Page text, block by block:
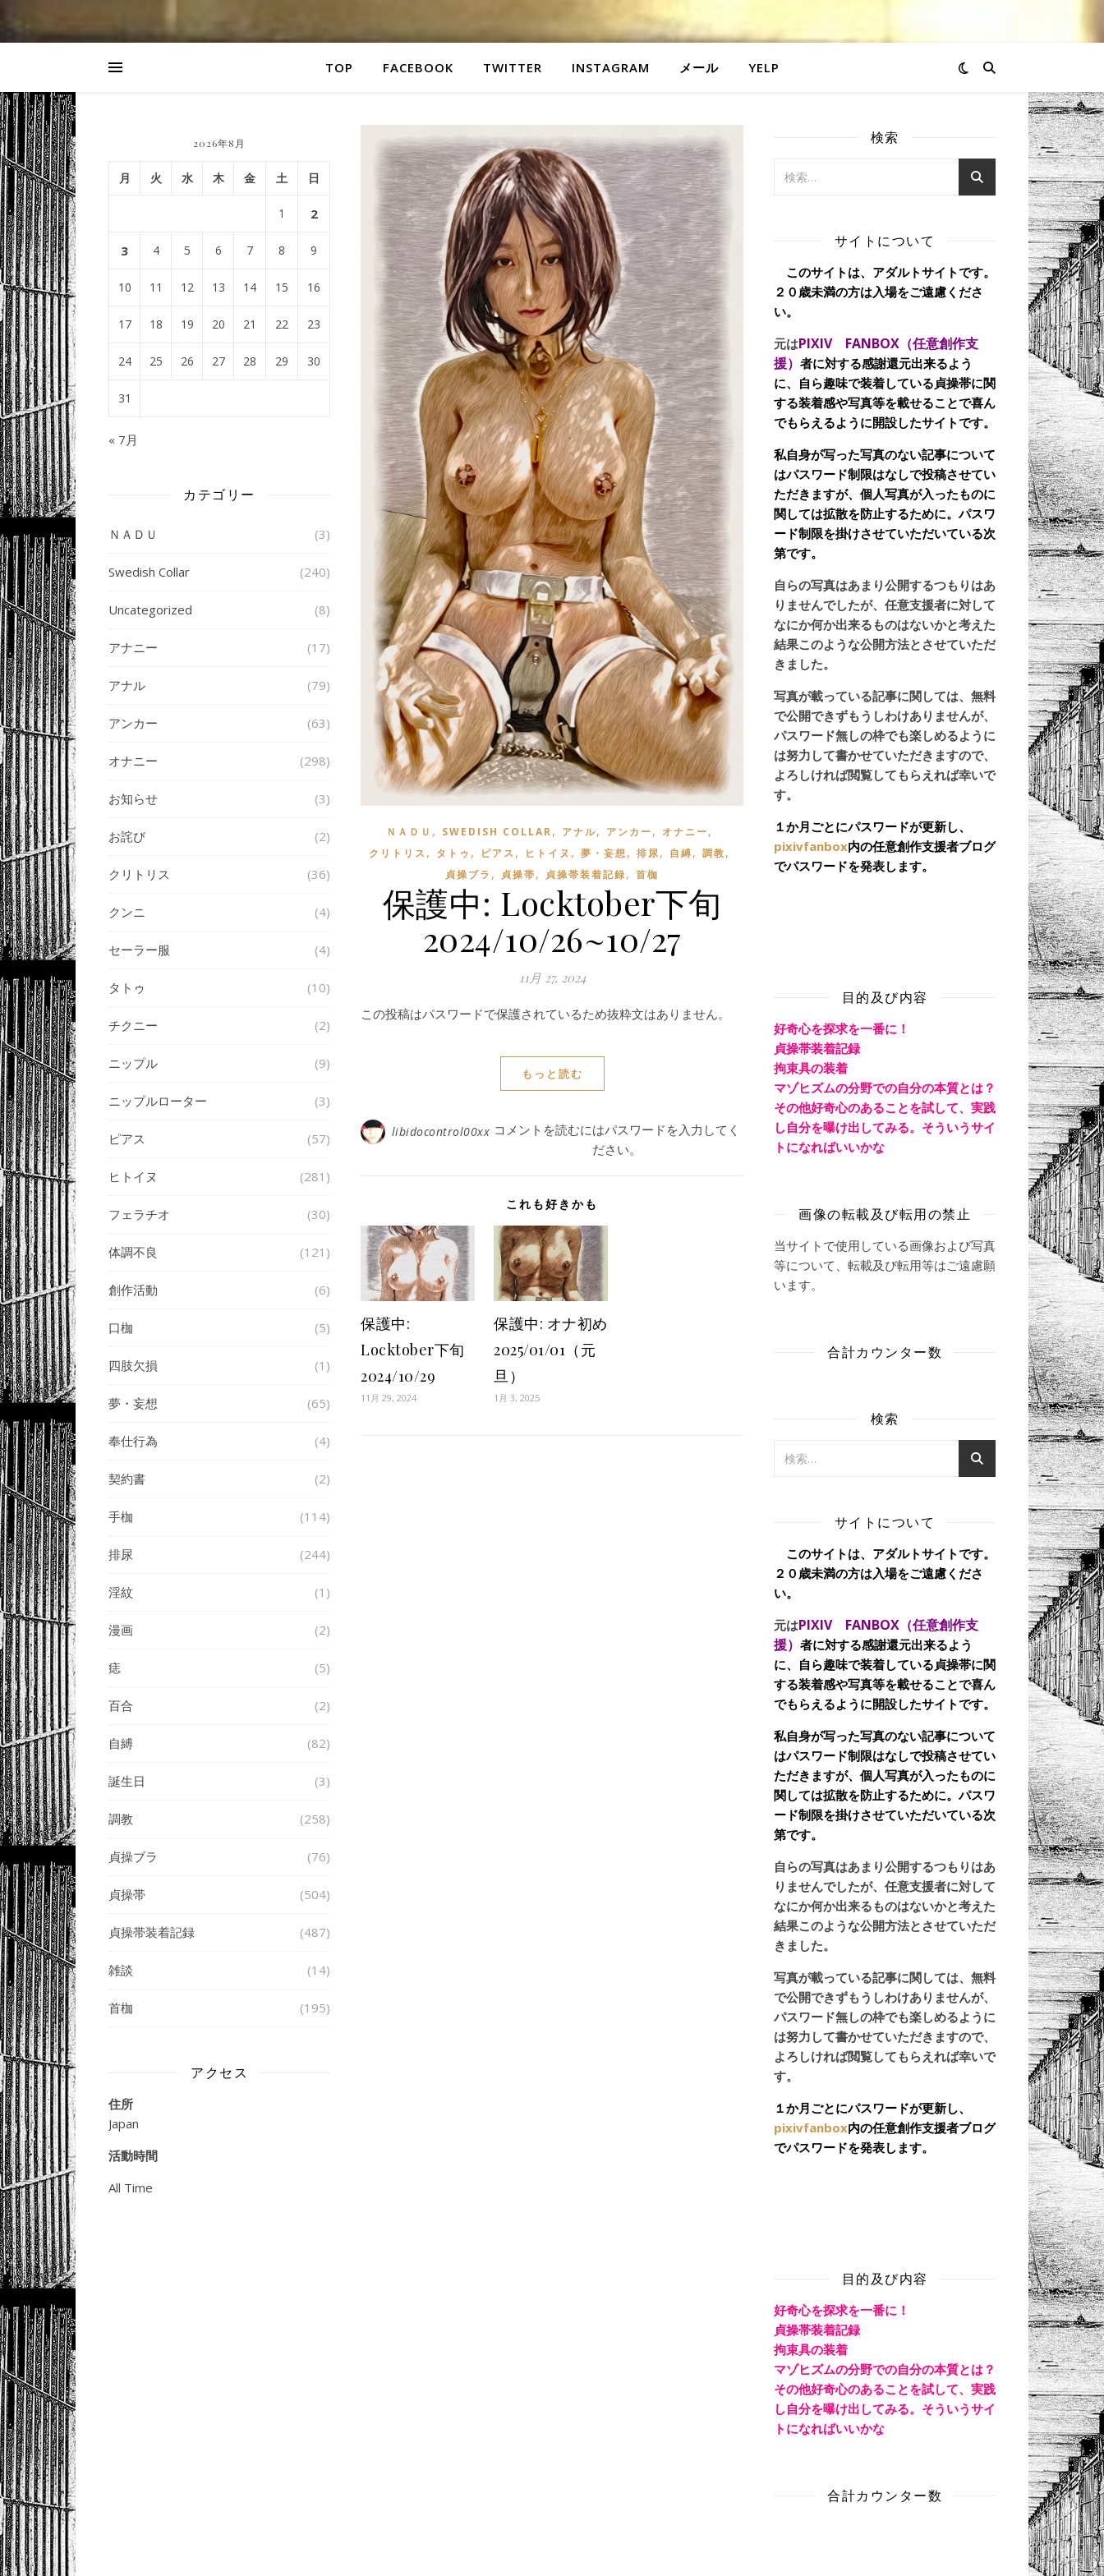
TOP FACEBOOK TWITTER INSTAGRAM メール YELP
2026年8月
月 火 水 木 金 土 日
1 2
3 4 5 6 7 8 9
10 11 12 13 14 15 16
17 18 19 20 21 22 23
24 25 26 27 28 29 30
31
« 7月
カテゴリー
ＮＡＤＵ (3)
Swedish Collar (240)
Uncategorized (8)
アナニー (17)
アナル (79)
アンカー (63)
オナニー (298)
お知らせ (3)
お詫び (2)
クリトリス (36)
クンニ (4)
セーラー服 (4)
タトゥ (10)
チクニー (2)
ニップル (9)
ニップルローター (3)
ピアス (57)
ヒトイヌ (281)
フェラチオ (30)
体調不良 (121)
創作活動 (6)
口枷 (5)
四肢欠損 (1)
夢・妄想 (65)
奉仕行為 (4)
契約書 (2)
手枷 (114)
排尿 (244)
淫紋 (1)
漫画 (2)
痣 (5)
百合 (2)
自縛 (82)
誕生日 (3)
調教 (258)
貞操ブラ (76)
貞操帯 (504)
貞操帯装着記録 (487)
雑談 (14)
首枷 (195)
アクセス
住所
Japan
活動時間
All Time
ＮＡＤＵ , SWEDISH COLLAR, アナル, アンカー, オナニー,
クリトリス , タトゥ , ピアス , ヒトイヌ , 夢・妄想, 排尿, 自縛, 調教,
貞操ブラ , 貞操帯, 貞操帯装着記録, 首枷
保護中: Locktober下旬
2024/10/26~10/27
11月 27, 2024
この投稿はパスワードで保護されているため抜粋文はありません。
もっと読む
libidocontrol00xx コメントを読むにはパスワードを入力してく
ださい。
これも好きかも
保護中:
Locktober下旬
2024/10/29
11月 29, 2024
保護中: オナ初め
2025/01/01（元
旦）
1月 3, 2025
検索
サイトについて
このサイトは、アダルトサイトです。
２０歳未満の方は入場をご遠慮くださ
い。
元はPIXIV FANBOX（任意創作支
援） 者に対する感謝還元出来るよう
に、自ら趣味で装着している貞操帯に関
する装着感や写真等を載せることで喜ん
でもらえるように開設したサイトです。
私自身が写った写真のない記事について
はパスワード制限はなしで投稿させてい
ただきますが、個人写真が入ったものに
関しては拡散を防止するために。パスワ
ード制限を掛けさせていただいている次
第です。
自らの写真はあまり公開するつもりはあ
りませんでしたが、任意支援者に対して
なにか何か出来るものはないかと考えた
結果このような公開方法とさせていただ
きました。
写真が載っている記事に関しては、無料
で公開できずもうしわけありませんが、
パスワード無しの枠でも楽しめるように
は努力して書かせていただきますので、
よろしければ閲覧してもらえれば幸いで
す。
１か月ごとにパスワードが更新し、
pixivfanbox内の任意創作支援者ブログ
でパスワードを発表します。
目的及び内容
好奇心を探求を一番に！
貞操帯装着記録
拘束具の装着
マゾヒズムの分野での自分の本質とは？
その他好奇心のあることを試して、実践
し自分を曝け出してみる。そういうサイ
トになればいいかな
画像の転載及び転用の禁止
当サイトで使用している画像および写真
等について、転載及び転用等はご遠慮願
います。
合計カウンター数
検索
サイトについて
このサイトは、アダルトサイトです。
２０歳未満の方は入場をご遠慮くださ
い。
元はPIXIV FANBOX（任意創作支
援） 者に対する感謝還元出来るよう
に、自ら趣味で装着している貞操帯に関
する装着感や写真等を載せることで喜ん
でもらえるように開設したサイトです。
私自身が写った写真のない記事について
はパスワード制限はなしで投稿させてい
ただきますが、個人写真が入ったものに
関しては拡散を防止するために。パスワ
ード制限を掛けさせていただいている次
第です。
自らの写真はあまり公開するつもりはあ
りませんでしたが、任意支援者に対して
なにか何か出来るものはないかと考えた
結果このような公開方法とさせていただ
きました。
写真が載っている記事に関しては、無料
で公開できずもうしわけありませんが、
パスワード無しの枠でも楽しめるように
は努力して書かせていただきますので、
よろしければ閲覧してもらえれば幸いで
す。
１か月ごとにパスワードが更新し、
pixivfanbox内の任意創作支援者ブログ
でパスワードを発表します。
目的及び内容
好奇心を探求を一番に！
貞操帯装着記録
拘束具の装着
マゾヒズムの分野での自分の本質とは？
その他好奇心のあることを試して、実践
し自分を曝け出してみる。そういうサイ
トになればいいかな
合計カウンター数